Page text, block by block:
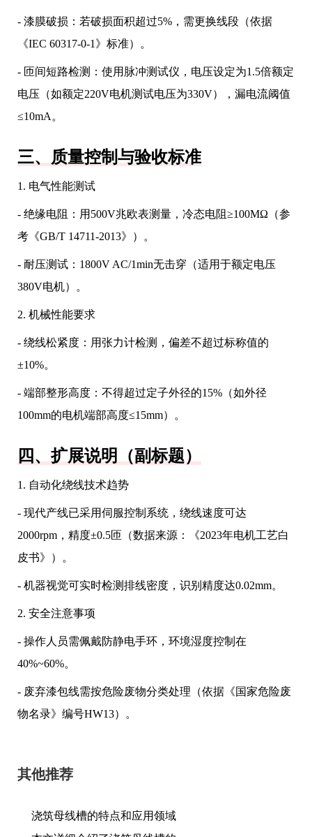
- 漆膜破损：若破损面积超过5%，需更换线段（依据
《IEC 60317-0-1》标准）。
- 匝间短路检测：使用脉冲测试仪，电压设定为1.5倍额定
电压（如额定220V电机测试电压为330V），漏电流阈值
≤10mA。
三、质量控制与验收标准
1. 电气性能测试
- 绝缘电阻：用500V兆欧表测量，冷态电阻≥100MΩ（参
考《GB/T 14711-2013》）。
- 耐压测试：1800V AC/1min无击穿（适用于额定电压
380V电机）。
2. 机械性能要求
- 绕线松紧度：用张力计检测，偏差不超过标称值的
±10%。
- 端部整形高度：不得超过定子外径的15%（如外径
100mm的电机端部高度≤15mm）。
四、扩展说明（副标题）
1. 自动化绕线技术趋势
- 现代产线已采用伺服控制系统，绕线速度可达
2000rpm，精度±0.5匝（数据来源：《2023年电机工艺白
皮书》）。
- 机器视觉可实时检测排线密度，识别精度达0.02mm。
2. 安全注意事项
- 操作人员需佩戴防静电手环，环境湿度控制在
40%~60%。
- 废弃漆包线需按危险废物分类处理（依据《国家危险废
物名录》编号HW13）。
其他推荐
浇筑母线槽的特点和应用领域